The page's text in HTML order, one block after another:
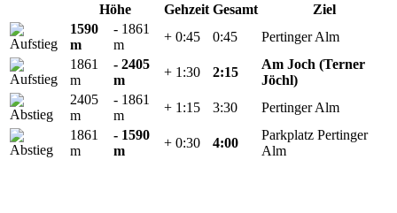
Höhe Gehzeit Gesamt
Ziel
1590
m
- 1861
m
+ 0:45 0:45
Pertinger Alm
1861
m
- 2405
m
+ 1:30 2:15
Am Joch (Terner
Jöchl)
2405
m
- 1861
m
+ 1:15 3:30
Pertinger Alm
1861
m
- 1590
m
+ 0:30 4:00
Parkplatz Pertinger
Alm